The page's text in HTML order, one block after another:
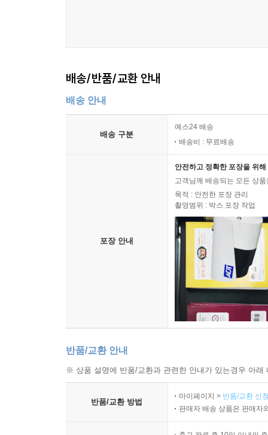
배송/반품/교환 안내
배송 안내
배송 구분
예스24 배송
배송비 : 무료배송
포장 안내
안전하고 정확한 포장을 위
고객님께 배송되는 모든 상
목적 : 안전한 포장 관리
촬영범위 : 박스 포장 작업
반품/교환 안내
※ 상품 설명에 반품/교환과 관련한 안내가 있는경우 아
반품/교환 방법
마이페이지 > 반품/교환 신
판매자 배송 상품은 판매자